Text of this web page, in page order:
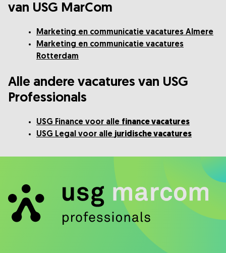
van USG MarCom
Marketing en communicatie vacatures Almere
Marketing en communicatie vacatures
Rotterdam
Alle andere vacatures van USG
Professionals
USG Finance voor alle finance vacatures
USG Legal voor alle juridische vacatures